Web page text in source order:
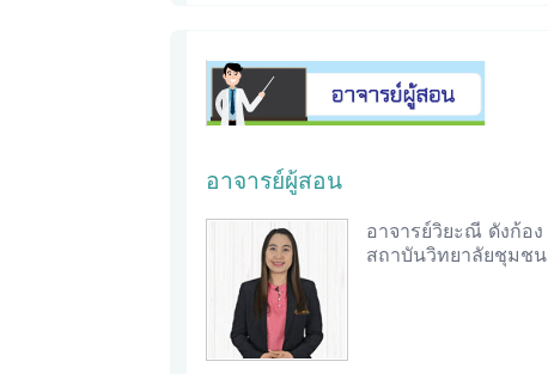
อาจารย์ผู้สอน
อาจารย์วิยะณี ดังก้อง
สถาบันวิทยาลัยชุมชน